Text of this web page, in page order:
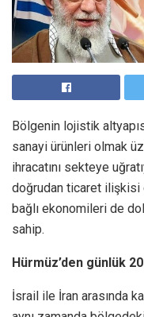
Bölgenin lojistik
sanayi ürünleri olmak
ihracatını sekteye
doğrudan ticaret ilişkisi
bağlı ekonomileri de
sahip.
Hürmüz’den günlük
İsrail ile İran arasında